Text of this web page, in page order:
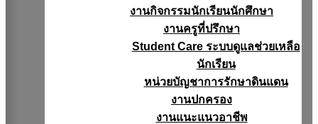
งานกิจกรรมนักเรียนนักศึกษา
งานครูที่ปรึกษา
Student Care ระบบดูแลช่วยเหลือ
นักเรียน
หน่วยบัญชาการรักษาดินแดน
งานปกครอง
งานแนะแนวอาชีพ